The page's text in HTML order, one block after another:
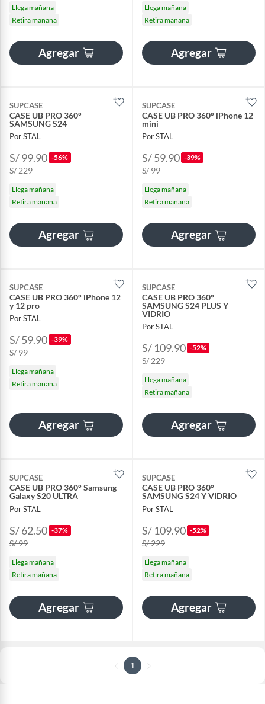
Llega mañana
Retira mañana
Agregar
Llega mañana
Retira mañana
Agregar
SUPCASE
CASE UB PRO 360°
SAMSUNG S24
Por STAL
S/ 99.90 -56%
S/ 229
Llega mañana
Retira mañana
Agregar
SUPCASE
CASE UB PRO 360° iPhone 12
mini
Por STAL
S/ 59.90 -39%
S/ 99
Llega mañana
Retira mañana
Agregar
SUPCASE
CASE UB PRO 360° iPhone 12
y 12 pro
Por STAL
S/ 59.90 -39%
S/ 99
Llega mañana
Retira mañana
Agregar
SUPCASE
CASE UB PRO 360°
SAMSUNG S24 PLUS Y
VIDRIO
Por STAL
S/ 109.90 -52%
S/ 229
Llega mañana
Retira mañana
Agregar
SUPCASE
CASE UB PRO 360° Samsung
Galaxy S20 ULTRA
Por STAL
S/ 62.50 -37%
S/ 99
Llega mañana
Retira mañana
Agregar
SUPCASE
CASE UB PRO 360°
SAMSUNG S24 Y VIDRIO
Por STAL
S/ 109.90 -52%
S/ 229
Llega mañana
Retira mañana
Agregar
1